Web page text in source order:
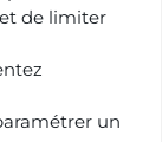
de limiter
un